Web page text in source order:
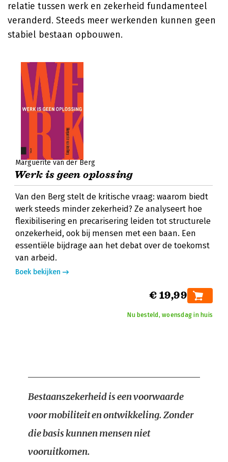
relatie tussen werk en zekerheid fundamenteel
veranderd. Steeds meer werkenden kunnen geen
stabiel bestaan opbouwen.
Marguerite van der Berg
Werk is geen oplossing
Van den Berg stelt de kritische vraag: waarom biedt
werk steeds minder zekerheid? Ze analyseert hoe
flexibilisering en precarisering leiden tot structurele
onzekerheid, ook bij mensen met een baan. Een
essentiële bijdrage aan het debat over de toekomst
van arbeid.
Boek bekijken
€ 19,99
Nu besteld, woensdag in huis
Bestaanszekerheid is een voorwaarde
voor mobiliteit en ontwikkeling. Zonder
die basis kunnen mensen niet
vooruitkomen.